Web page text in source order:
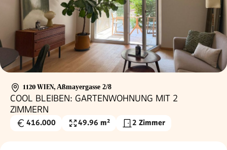
1120 WIEN, Aßmayergasse 2/8
COOL BLEIBEN: GARTENWOHNUNG MIT 2
ZIMMERN
Kaufpreis
416.000
Wohnfläche
49.96 m² 2 Zimmer